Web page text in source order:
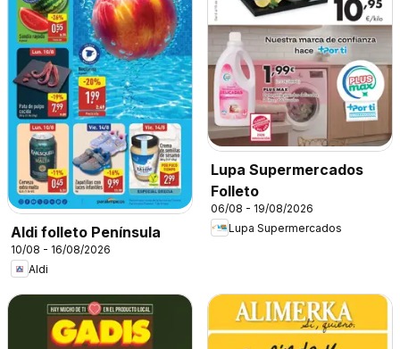
Aldi folleto Península
10/08 - 16/08/2026
Aldi
Lupa Supermercados
Folleto
06/08 - 19/08/2026
Lupa Supermercados